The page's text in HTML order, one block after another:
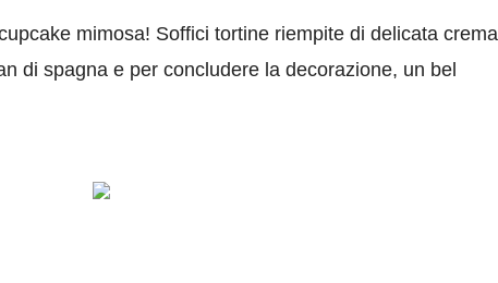
mimosa! Soffici tortine riempite di delicata crema
di spagna e per concludere la decorazione, un bel